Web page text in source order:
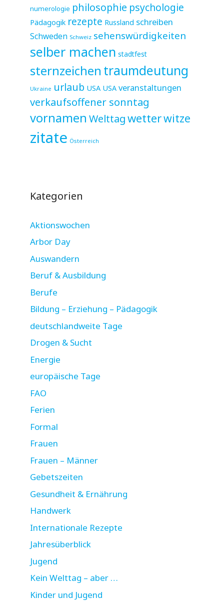
numerologie philosophie psychologie
Pädagogik rezepte Russland schreiben
Schweden Schweiz sehenswürdigkeiten
selber machen stadtfest
sternzeichen traumdeutung
Ukraine urlaub USA USA veranstaltungen
verkaufsoffener sonntag
vornamen Welttagwetterwitze
zitate Österreich
Kategorien
Aktionswochen
Arbor Day
Auswandern
Beruf & Ausbildung
Berufe
Bildung – Erziehung – Pädagogik
deutschlandweite Tage
Drogen & Sucht
Energie
europäische Tage
FAO
Ferien
Formal
Frauen
Frauen – Männer
Gebetszeiten
Gesundheit & Ernährung
Handwerk
Internationale Rezepte
Jahresüberblick
Jugend
Kein Welttag – aber …
Kinder und Jugend